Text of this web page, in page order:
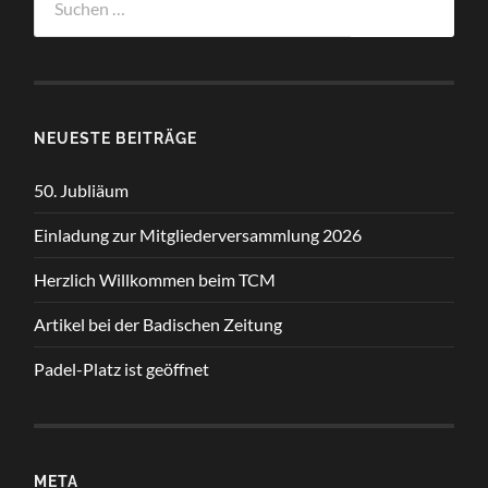
nach:
NEUESTE BEITRÄGE
50. Jubliäum
Einladung zur Mitgliederversammlung 2026
Herzlich Willkommen beim TCM
Artikel bei der Badischen Zeitung
Padel-Platz ist geöffnet
META